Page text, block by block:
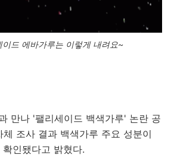
이드 에바가루는 이렇게 내려요~
만나 '팰리세이드 백색가루' 논란 공
조사 결과 백색가루 주요 성분이
인됐다고 밝혔다.